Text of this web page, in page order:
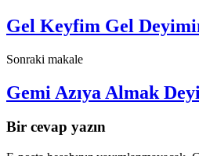
Gel Keyfim Gel
Sonraki makale
Gemi Azıya Almak
Bir cevap yazın